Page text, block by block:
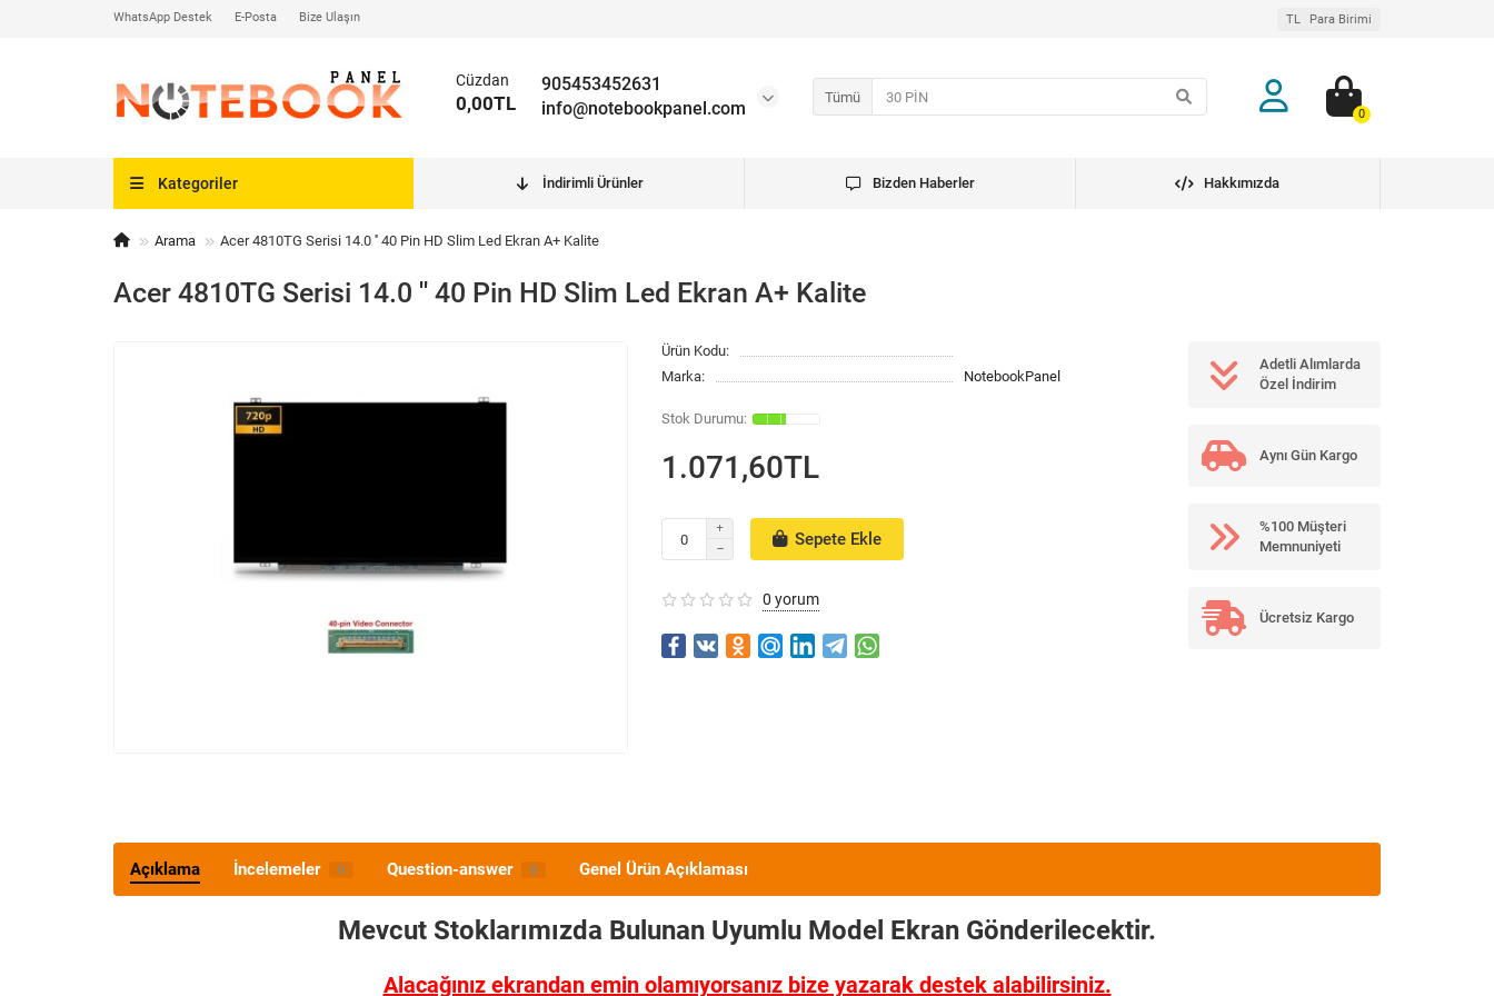
WhatsApp Destek E-Posta Bize Ulaşın TL Para Birimi
Tümü
905453452631
info@notebookpanel.com
Cüzdan
0,00TL 0
Kategoriler İndirimli Ürünler Bizden Haberler Hakkımızda
Arama Acer 4810TG Serisi 14.0 '' 40 Pin HD Slim Led Ekran A+ Kalite
Acer 4810TG Serisi 14.0 '' 40 Pin HD Slim Led Ekran A+ Kalite
Ürün Kodu:
Marka:
NotebookPanel
1.071,60TL
Sepete Ekle
0 yorum
Adetli Alımlarda
Özel İndirim
Aynı Gün Kargo
%100 Müşteri
Memnuniyeti
Ücretsiz Kargo
Açıklama İncelemeler 0 Question-answer 0 Genel Ürün Açıklaması
Mevcut Stoklarımızda Bulunan Uyumlu Model Ekran Gönderilecektir.
Alacağınız ekrandan emin olamıyorsanız bize yazarak destek alabilirsiniz.